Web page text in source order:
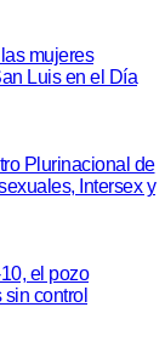
mujeres
Luis en el Día
Plurinacional de
Intersex y
el pozo
control